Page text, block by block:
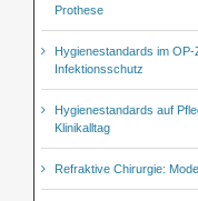
Prothese
Hygienestandards im
Infektionsschutz
Hygienestandards auf
Klinikalltag
Refraktive Chirurgie: